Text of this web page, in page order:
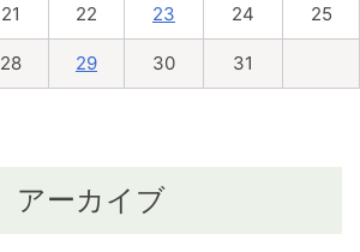
21 22 23 24 25
28 29 30 31
アーカイブ